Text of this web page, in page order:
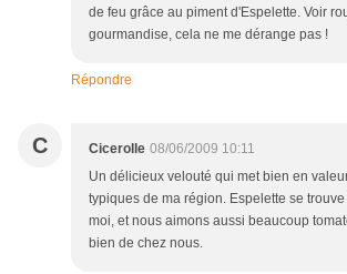
de feu grâce au piment d'Espelette. Voir
gourmandise, cela ne me dérange pas !
Répondre
C Cicerolle 08/06/2009 10:11
Un délicieux velouté qui met bien en
typiques de ma région. Espelette se
moi, et nous aimons aussi beaucoup
bien de chez nous.